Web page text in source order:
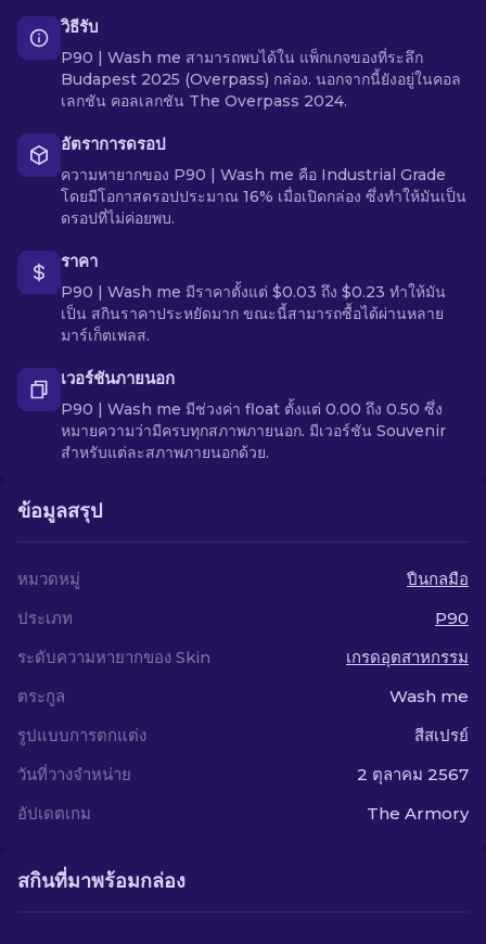
วิธีรับ
P90 | Wash me สามารถพบได้ใน แพ็กเกจของที่ระลึก
Budapest 2025 (Overpass) กล่อง. นอกจากนี้ยังอยู่ในคอล
เลกชัน คอลเลกชัน The Overpass 2024.
อัตราการดรอป
ความหายากของ P90 | Wash me คือ Industrial Grade
โดยมีโอกาสดรอปประมาณ 16% เมื่อเปิดกล่อง ซึ่งทำให้มันเป็น
ดรอปที่ไม่ค่อยพบ.
ราคา
P90 | Wash me มีราคาตั้งแต่ $0.03 ถึง $0.23 ทำให้มัน
เป็น สกินราคาประหยัดมาก ขณะนี้สามารถซื้อได้ผ่านหลาย
มาร์เก็ตเพลส.
เวอร์ชันภายนอก
P90 | Wash me มีช่วงค่า float ตั้งแต่ 0.00 ถึง 0.50 ซึ่ง
หมายความว่ามีครบทุกสภาพภายนอก. มีเวอร์ชัน Souvenir
สำหรับแต่ละสภาพภายนอกด้วย.
ข้อมูลสรุป
หมวดหมู่
ปืนกลมือ
ประเภท
P90
ระดับความหายากของ Skin
เกรดอุตสาหกรรม
ตระกูล
Wash me
รูปแบบการตกแต่ง
สีสเปรย์
วันที่วางจำหน่าย
2 ตุลาคม 2567
อัปเดตเกม
The Armory
สกินที่มาพร้อมกล่อง